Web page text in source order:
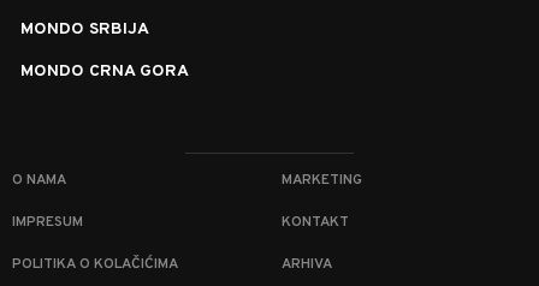
MONDO SRBIJA
MONDO CRNA GORA
O NAMA MARKETING
IMPRESUM KONTAKT
POLITIKA O KOLAČIĆIMA ARHIVA